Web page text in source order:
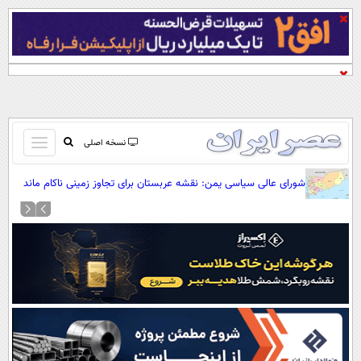
نسخه اصلی
باز
و
بسته
کردن
منو
صفحه اول
آرشیو
نظرسنجی
آب و هوا
اوقات شرعی
سواد زندگی
شورای عالی سیاسی یمن: نقشه عربستان برای تجاوز زمینی ناکام ماند